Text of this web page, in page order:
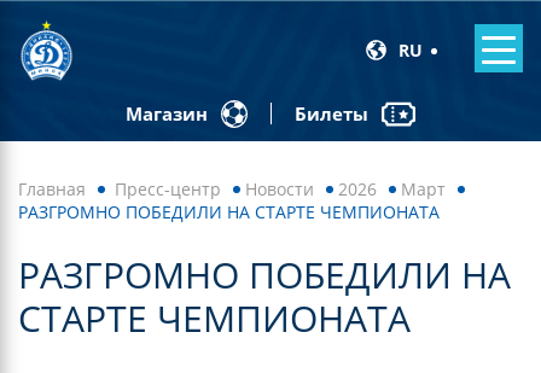
RU
Магазин Билеты
Главная Пресс-центр Новости 2026
Март
РАЗГРОМНО ПОБЕДИЛИ НА СТАРТЕ ЧЕМПИОНАТА
РАЗГРОМНО ПОБЕДИЛИ НА
СТАРТЕ ЧЕМПИОНАТА